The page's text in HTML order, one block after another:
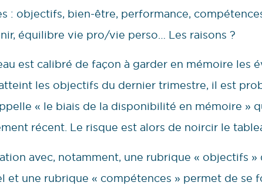
: objectifs, bien-être, performance,
équilibre vie pro/vie perso… Les raisons ?
est calibré de façon à garder en mémoire les
les objectifs du dernier trimestre, il est
« le biais de la disponibilité en mémoire »
récent. Le risque est alors de noircir le
avec, notamment, une rubrique « objectifs
et une rubrique « compétences » permet de se